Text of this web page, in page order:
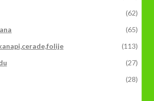
(62)
(65)
(113)
(27)
(28)